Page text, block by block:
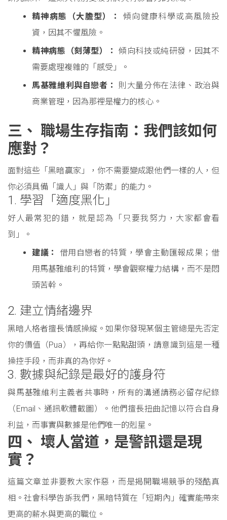
精神病態（大膽型）：
傾向健康科學或高風險投
資，因其不懼風險。
精神病態（刻薄型）：
傾向科技或純研發，因其不
需要處理複雜的「感受」。
馬基雅維利與自戀者：
則大量分佈在法律、政治與
商業管理，因為那裡是權力的核心。
三、 職場生存指南：我們該如何
應對？
面對這些「黑暗贏家」，你不需要變成跟他們一樣的人，但
你必須具備「識人」與「防禦」的能力。
1. 學習「適度黑化」
好人最常犯的錯，就是認為「只要我努力，大家都會看
到」。
建議：
借用自戀者的特質，學會主動匯報成果；借
用馬基雅維利的特質，學會觀察權力結構，而不是悶
頭苦幹。
2. 建立情緒邊界
黑暗人格者擅長情感操縱。如果你發現某個主管總是先否定
你的價值（Pua），再給你一點點甜頭，請意識到這是一種
操控手段，而非真的為你好。
3. 數據與紀錄是最好的護身符
與馬基雅維利主義者共事時，所有的溝通請務必留存紀錄
（Email、通訊軟體截圖）。他們擅長扭曲記憶以符合自身
利益，而事實與數據是他們唯一的剋星。
四、 壞人當道，是警訊還是現
實？
這篇文章並非要教大家作惡，而是揭開職場競爭的殘酷真
相。社會科學告訴我們，黑暗特質在「短期內」確實能帶來
更高的薪水與更高的職位。